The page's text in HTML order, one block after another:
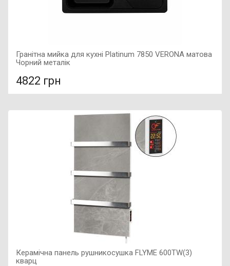
Гранітна мийка для кухні Platinum 7850 VERONA матова
Чорний металік
4822 грн
Фактура поверхні: матова, Гарантія: 7 років, Матеріал:
граніт, Колір мийки: чорний металік (в срібну крапку),
Керамічна панель рушникосушка FLYME 600TW(3)
кварц